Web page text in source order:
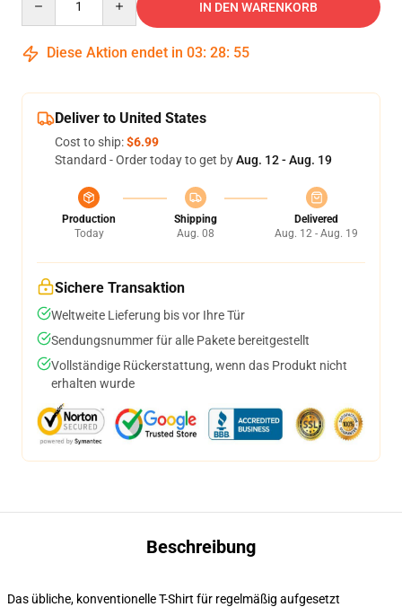
IN DEN WARENKORB
Diese Aktion endet in 03: 28: 54
Deliver to United States
Cost to ship:$6.99
Standard - Order today to get byAug. 12 - Aug. 19
Production
Today
Shipping
Aug. 08
Delivered
Aug. 12 - Aug. 19
Sichere Transaktion
Weltweite Lieferung bis vor Ihre Tür
Sendungsnummer für alle Pakete bereitgestellt
Vollständige Rückerstattung, wenn das Produkt nicht
erhalten wurde
Beschreibung
Das übliche, konventionelle T-Shirt für regelmäßig aufgesetzt